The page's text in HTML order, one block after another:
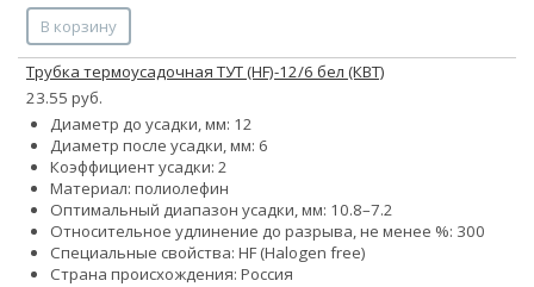
В корзину
Трубка термоусадочная ТУТ (HF)-12/6 бел (КВТ)
23.55 руб.
Диаметр до усадки, мм: 12
Диаметр после усадки, мм: 6
Коэффициент усадки: 2
Материал: полиолефин
Оптимальный диапазон усадки, мм: 10.8–7.2
Относительное удлинение до разрыва, не менее %: 300
Специальные свойства: HF (Halogen free)
Страна происхождения: Россия